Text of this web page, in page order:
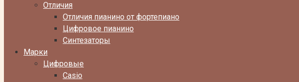
Отличия
Отличия пианино от фортепиано
Цифровое пианино
Синтезаторы
Марки
Цифровые
Casio